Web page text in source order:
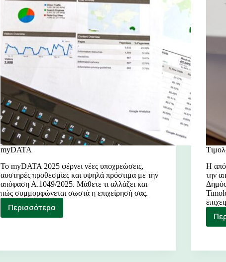
myDATA
Το myDATA 2025 φέρνει νέες υποχρεώσεις,
αυστηρές προθεσμίες και υψηλά πρόστιμα με την
απόφαση Α.1049/2025. Μάθετε τι αλλάζει και
πώς συμμορφώνεται σωστά η επιχείρησή σας.
Περισσότερα
myDATA
Η
την